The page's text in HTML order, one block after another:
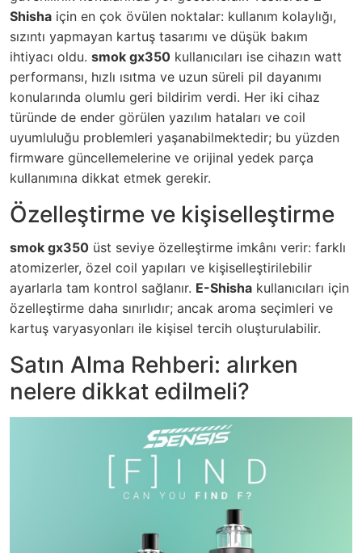
Shisha için en çok övülen noktalar: kullanım kolaylığı,
sızıntı yapmayan kartuş tasarımı ve düşük bakım
ihtiyacı oldu. smok gx350 kullanıcıları ise cihazın watt
performansı, hızlı ısıtma ve uzun süreli pil dayanımı
konularında olumlu geri bildirim verdi. Her iki cihaz
türünde de ender görülen yazılım hataları ve coil
uyumluluğu problemleri yaşanabilmektedir; bu yüzden
firmware güncellemelerine ve orijinal yedek parça
kullanımına dikkat etmek gerekir.
Özelleştirme ve kişiselleştirme
smok gx350 üst seviye özelleştirme imkânı verir: farklı
atomizerler, özel coil yapıları ve kişiselleştirilebilir
ayarlarla tam kontrol sağlanır. E-Shisha kullanıcıları için
özelleştirme daha sınırlıdır; ancak aroma seçimleri ve
kartuş varyasyonları ile kişisel tercih oluşturulabilir.
Satın Alma Rehberi: alırken
nelere dikkat edilmeli?